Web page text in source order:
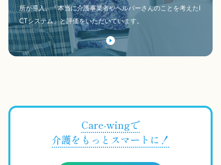
所が導入。「本当に介護事業者やヘルパーさんのことを考えたI
CTシステム」と評価をいただいています。
Care-wingで
介護をもっとスマートに！